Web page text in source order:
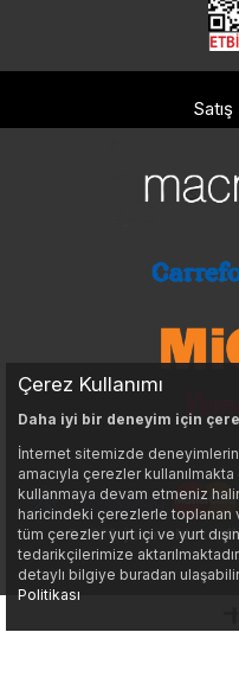
Satış
© 2026
Çerez Kullanımı
Daha iyi bir deneyim için
İnternet sitemizde
amacıyla çerezler
kullanmaya devam etmeniz
haricindeki çerezlerle toplanan
tüm çerezler yurt içi ve yurt
tedarikçilerimize
detaylı bilgiye buradan
Politikası